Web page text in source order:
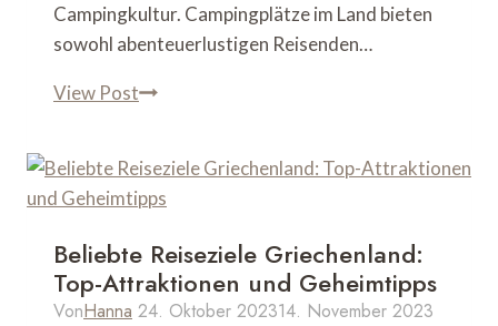
Campingkultur. Campingplätze im Land bieten
sowohl abenteuerlustigen Reisenden…
View PostCamping
Top-
Plätze
für
unvergessliche
Erlebnisse
Beliebte Reiseziele Griechenland:
Top-Attraktionen und Geheimtipps
VonHanna 24. Oktober 202314. November 2023